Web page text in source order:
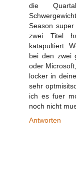
die
Season
zwei Titel
katapultiert.
bei den zwei
oder
locker in
sehr
ich es fuer
noch nicht
Antworten